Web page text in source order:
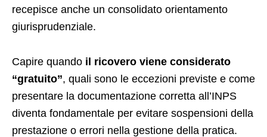
recepisce anche un consolidato orientamento
giurisprudenziale.
Capire quando il ricovero viene considerato
“gratuito”, quali sono le eccezioni previste e come
presentare la documentazione corretta all’INPS
diventa fondamentale per evitare sospensioni della
prestazione o errori nella gestione della pratica.